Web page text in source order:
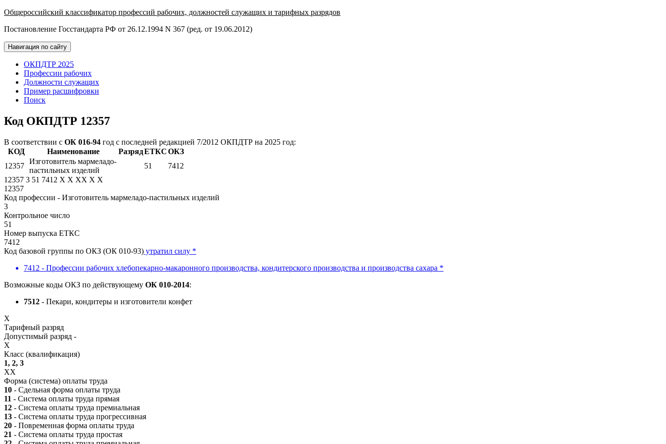
Общероссийский классификатор профессий рабочих, должностей служащих и тарифных разрядов
Постановление Госстандарта РФ от 26.12.1994 N 367 (ред. от 19.06.2012)
Навигация по сайту
ОКПДТР 2025
Профессии рабочих
Должности служащих
Пример расшифровки
Поиск
Код ОКПДТР 12357
В соответствии с ОК 016-94 год с последней редакцией 7/2012 ОКПДТР на 2025 год:
КОД
Наименование РазрядЕТКСОКЗ
12357
Изготовитель мармеладо-
пастильных изделий
51
7412
12357 3 51 7412 X X XX X X
12357
Код профессии - Изготовитель мармеладо-пастильных изделий
3
Контрольное число
51
Номер выпуска ЕТКС
7412
Код базовой группы по ОКЗ (ОК 010-93) утратил силу *
7412 - Профессии рабочих хлебопекарно-макаронного производства, кондитерского производства и производства сахара *
Возможные коды ОКЗ по действующему ОК 010-2014:
7512 - Пекари, кондитеры и изготовители конфет
X
Тарифный разряд
Допустимый разряд -
X
Класс (квалификация)
1, 2, 3
XX
Форма (система) оплаты труда
10 - Сдельная форма оплаты труда
11 - Система оплаты труда прямая
12 - Система оплаты труда премиальная
13 - Система оплаты труда прогрессивная
20 - Повременная форма оплаты труда
21 - Система оплаты труда простая